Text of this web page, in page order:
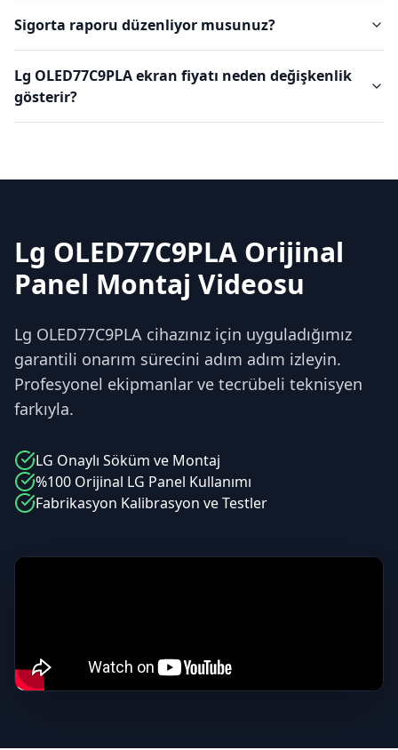
Sigorta raporu düzenliyor musunuz?
Lg OLED77C9PLA ekran fiyatı neden değişkenlik
gösterir?
Lg OLED77C9PLA Orijinal
Panel Montaj Videosu
Lg OLED77C9PLA cihazınız için uyguladığımız
garantili onarım sürecini adım adım izleyin.
Profesyonel ekipmanlar ve tecrübeli teknisyen
farkıyla.
LG Onaylı Söküm ve Montaj
%100 Orijinal LG Panel Kullanımı
Fabrikasyon Kalibrasyon ve Testler